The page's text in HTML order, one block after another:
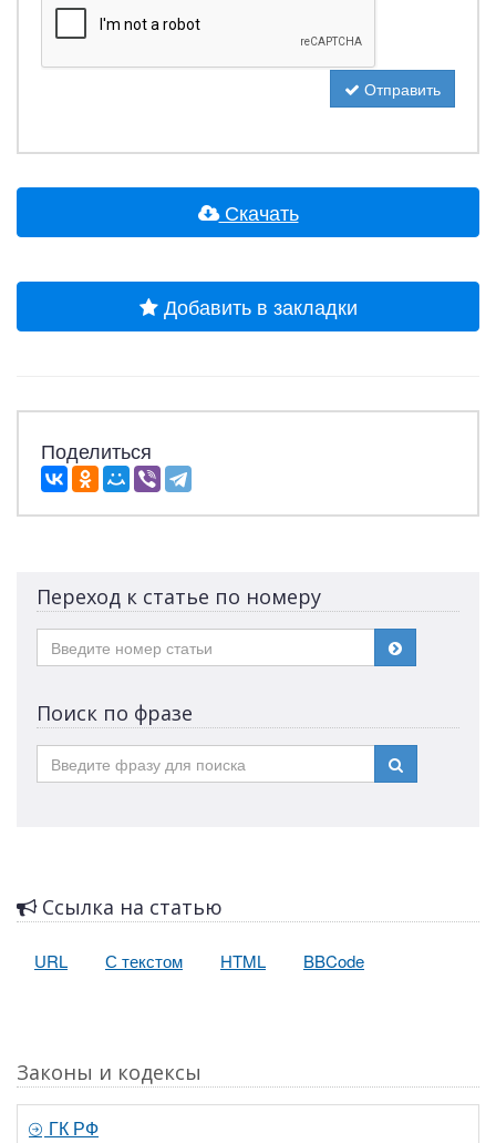
Отправить
Скачать
Добавить в закладки
Поделиться
Переход к статье по номеру
Поиск по фразе
Ссылка на статью
URL С текстом HTML BBCode
Законы и кодексы
ГК РФ